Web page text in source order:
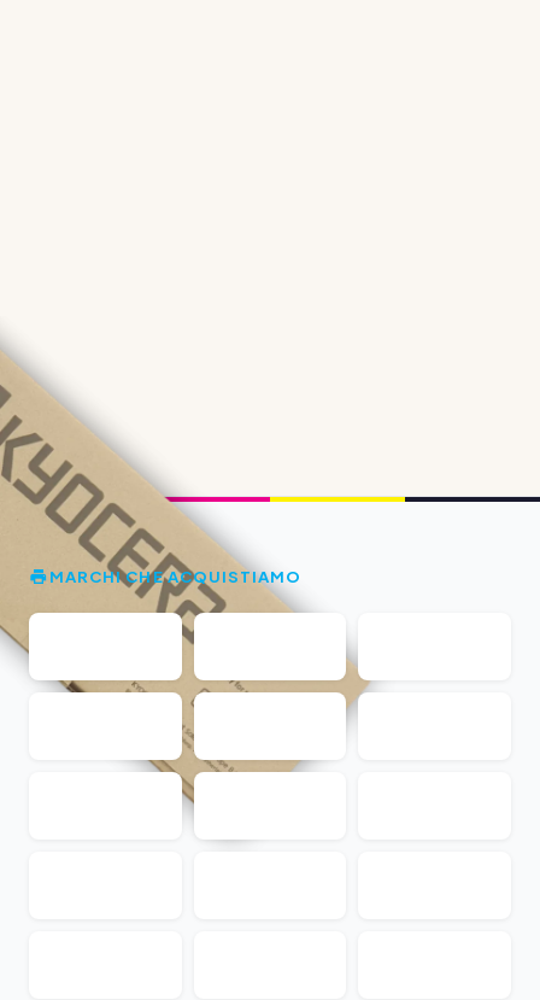
MARCHI CHE ACQUISTIAMO